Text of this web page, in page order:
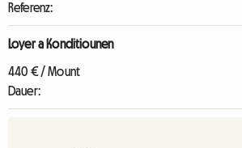
Referenz:
Loyer a Konditiounen
440 € / Mount
Dauer: